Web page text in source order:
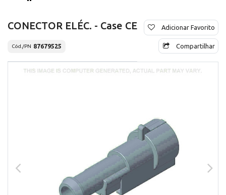
CONECTOR ELÉC. - Case CE
Cód./PN 87679525
Adicionar Favorito
Compartilhar